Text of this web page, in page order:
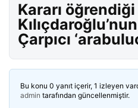
Kararı
Çarpıcı
Bu konu 0 yanıt içerir, 1 izleyen
admin tarafından güncellenmiştir.